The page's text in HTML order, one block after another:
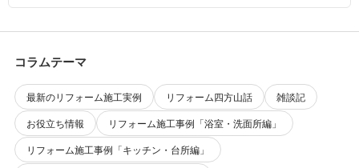
コラムテーマ
最新のリフォーム施工実例 リフォーム四方山話
雑談記
お役立ち情報
リフォーム施工事例「浴室・洗面所編」
リフォーム施工事例「キッチン・台所編」